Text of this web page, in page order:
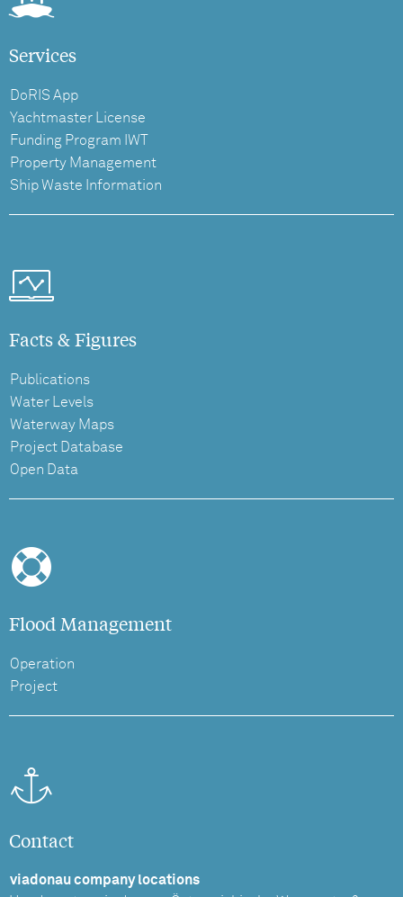
Services
DoRIS App
Yachtmaster License
Funding Program IWT
Property Management
Ship Waste Information
Facts & Figures
Publications
Water Levels
Waterway Maps
Project Database
Open Data
Flood Management
Operation
Project
Contact
viadonau company locations